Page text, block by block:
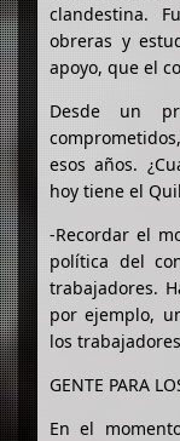
clandestina.
obreras y
apoyo, que el
Desde un
esos años.
hoy tiene el
-Recordar el
política del
trabajadores.
por ejemplo,
los
GENTE PARA
En el